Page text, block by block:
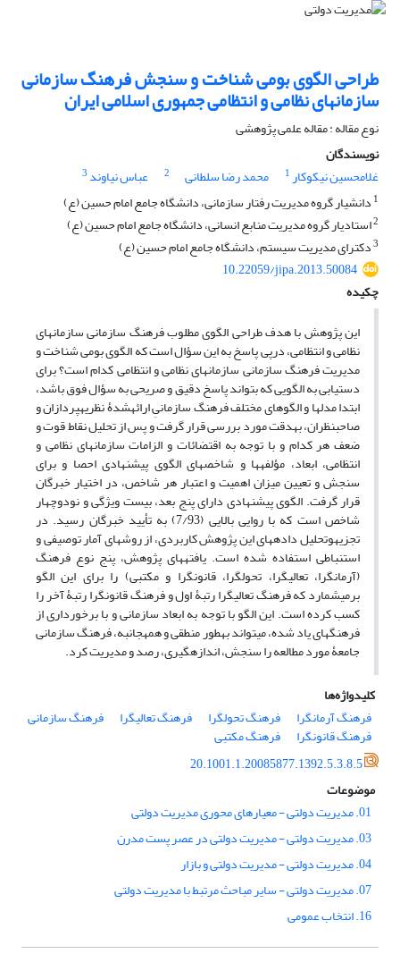
طراحی الگوی بومی شناخت و سنجش فرهنگ سازمانی
سازمان‎های نظامی و انتظامی جمهوری اسلامی ایران
نوع مقاله : مقاله علمی پژوهشی
نویسندگان
غلامحسین نیکوکار1 محمد رضا سلطانی 2 عباس نیاوند 3
1 دانشیار گروه مدیریت رفتار سازمانی، دانشگاه جامع امام حسین (ع)
2استادیار گروه مدیریت منابع انسانی، دانشگاه جامع امام حسین (ع)
3دکترای مدیریت سیستم، دانشگاه جامع امام حسین (ع)
10.22059/jipa.2013.50084
چکیده
این پژوهش با هدف طراحی الگوی مطلوب فرهنگ سازمانی سازمان‎های
نظامی و انتظامی، درپی پاسخ به این سؤال است که الگوی بومی شناخت و
مدیریت فرهنگ سازمانی سازمان‎های نظامی و انتظامی کدام است؟ برای
دست‎یابی به الگویی که بتواند پاسخ دقیق و صریحی به سؤال فوق باشد،
ابتدا مدل‎ها و الگوهای مختلف فرهنگ سازمانیِ ارائه‎شدۀ نظریه‎پردازان و
صاحب‎نظران، به‎دقت مورد بررسی قرار گرفت و پس از تحلیل نقاط قوت و
ضعف هر کدام و با توجه به اقتضائات و الزامات سازمان‎های نظامی و
انتظامی، ابعاد، مؤلفه‎ها و شاخص‎های الگوی پیشنهادی احصا و برای
سنجش و تعیین میزان اهمیت و اعتبار هر شاخص، در اختیار خبرگان
قرار گرفت. الگوی پیشنهادی دارای پنج بعد، بیست ویژگی و نودوچهار
شاخص است که با روایی بالایی (7/93) به تأیید خبرگان رسید. در
تجزیه‎وتحلیل داده‎های این پژوهش کاربردی، از روش‎های آمار توصیفی و
استنباطی استفاده شده است. یافته‎های پژوهش، پنج نوع فرهنگ
(آرمان‎گرا، تعالی‎گرا، تحول‎گرا، قانون‎گرا و مکتبی) را برای این الگو
برمی‎شمارد که فرهنگ تعالی‎گرا رتبۀ اول و فرهنگ قانون‎گرا رتبۀ آخر را
کسب کرده است. این الگو با توجه به ابعاد سازمانی و با برخورداری از
فرهنگ‎های یاد شده، می‎تواند به‎طور منطقی و همه‎جانبه، فرهنگ سازمانی
جامعۀ مورد مطالعه را سنجش، اندازه‎گیری، رصد و مدیریت کرد.
کلیدواژه‌ها
فرهنگ آرمان‎گرا
فرهنگ تحول‎گرا فرهنگ تعالی‎گرا فرهنگ سازمانی
فرهنگ قانون‎گرا
فرهنگ مکتبی
20.1001.1.20085877.1392.5.3.8.5
موضوعات
01. مدیریت دولتی - معیارهای محوری مدیریت دولتی
03. مدیریت دولتی - مدیریت دولتی در عصر پست مدرن
04. مدیریت دولتی - مدیریت دولتی و بازار
07. مدیریت دولتی - سایر مباحث مرتبط با مدیریت دولتی
16. انتخاب عمومی